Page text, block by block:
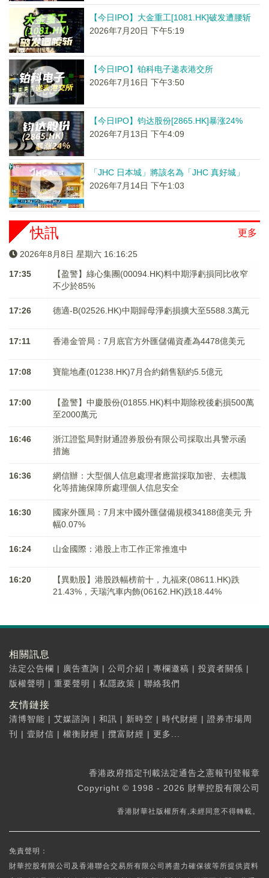
【今日IPO】大金重工[1081.HK]破发遭腰斩
2026年7月20日 下午5:19
【今日IPO】铂科电子递表港交所
2026年7月16日 下午3:50
【今日IPO】钧达股份[2865.HK]暴涨24%
2026年7月13日 下午4:09
「JHC 日本城」將該名為「JHC 真好城」
2026年7月14日 下午1:03
更多
快訊
2026年8月8日 星期六 16:16:26
17:35
【盈警】綠心集團(00094.HK)料中期淨虧損同比收窄
不少於85%
17:26 德適-B(02526.HK)中期歸母淨虧損擴大至5588.3萬元
17:11 香港金管局：7月底官方外匯儲備資產為4478億美元
17:08 寶龍地產(01238.HK)7月合約銷售額約5.5億元
17:00
【盈警】中慶股份(01855.HK)料中期除稅後虧損500萬
至2000萬元
16:46
浙江證監局對財通證券股份有限公司採取出具警示函
措施
16:36
網信辦：大型個人信息處理者應當採取加密、去標識
化等措施保障所處理個人信息安全
16:30
國家外匯局：7月末中國外匯儲備規模34188億美元 升
幅0.07%
16:24 山金國際：港股上市工作正常推進中
16:20
【異動股】港股跌幅榜前十，九福來(08611.HK)跌
21.43%，天瑞汽車内飾(06162.HK)跌18.44%
相關訊息
法定公告欄 | 廣告查詢 | 公司介紹 | 專欄邀稿 | 投資者關係 |
版權聲明 | 重要聲明 | 私隱政策 | 聯絡我們
友情鏈接
清博智能 | 艾媒諮詢 | 和訊 | 新時空 | 時代財經 | 證券市場周
刊
| 壹財信 | 權衡財經 | 攬富財經 | 更多...
香港政府指定刊載法定通告之憲報刊登報章
Copyright © 1998 - 2026 財華控股有限公司
香港財華社版權所有,未經同意不得轉載。
免責聲明：
財華控股有限公司及香港聯合交易所有限公司將盡力確保彼等所提供資料